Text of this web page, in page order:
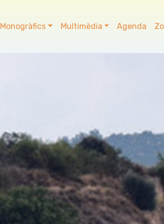
Monogràfics Multimèdia Agenda